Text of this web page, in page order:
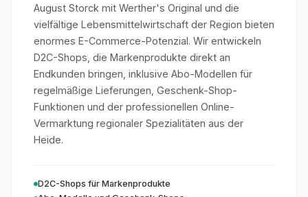
August Storck mit Werther's Original und die
vielfältige Lebensmittelwirtschaft der Region bieten
enormes E-Commerce-Potenzial. Wir entwickeln
D2C-Shops, die Markenprodukte direkt an
Endkunden bringen, inklusive Abo-Modellen für
regelmäßige Lieferungen, Geschenk-Shop-
Funktionen und der professionellen Online-
Vermarktung regionaler Spezialitäten aus der
Heide.
D2C-Shops für Markenprodukte